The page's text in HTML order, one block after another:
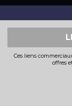
Ces liens
offres